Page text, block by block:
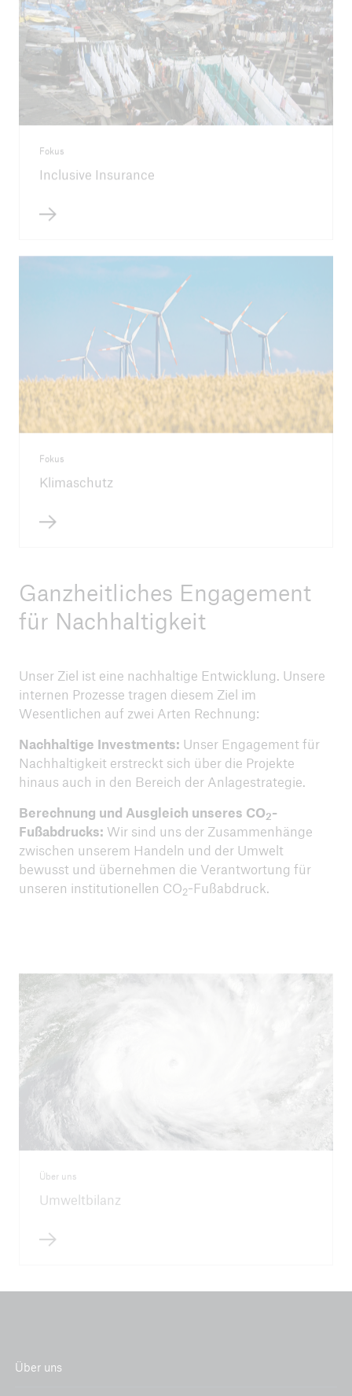
Fokus
Inclusive Insurance
Fokus
Klimaschutz
Ganzheitliches Engagement
für Nachhaltigkeit
Unser Ziel ist eine nachhaltige Entwicklung. Unsere
internen Prozesse tragen diesem Ziel im
Wesentlichen auf zwei Arten Rechnung:
Nachhaltige Investments: Unser Engagement für
Nachhaltigkeit erstreckt sich über die Projekte
hinaus auch in den Bereich der Anlagestrategie.
Berechnung und Ausgleich unseres CO2-
Fußabdrucks: Wir sind uns der Zusammenhänge
zwischen unserem Handeln und der Umwelt
bewusst und übernehmen die Verantwortung für
unseren institutionellen CO2-Fußabdruck.
Über uns
Umweltbilanz
Über uns